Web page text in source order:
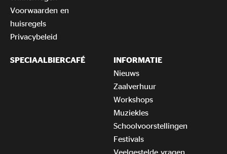
Voorwaarden en
huisregels
Privacybeleid
SPECIAALBIERCAFÉ
INFORMATIE
Nieuws
Zaalverhuur
Workshops
Muziekles
Schoolvoorstellingen
Festivals